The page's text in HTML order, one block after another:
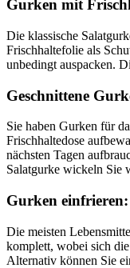
Gurken mit
Die klassische
Frischhaltefolie als
unbedingt auspacken.
Geschnittene
Sie haben Gurken für
Frischhaltedose
nächsten Tagen
Salatgurke wickeln Sie
Gurken einfrieren:
Die meisten
komplett, wobei sich
Alternativ können Sie